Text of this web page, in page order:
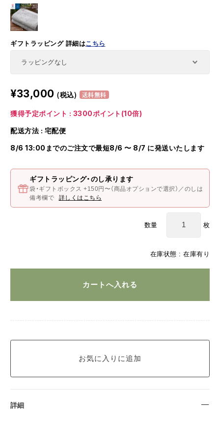
ギフトラッピング 詳細はこちら
在庫状態 : 在庫有り
¥33,000 (税込) 送料無料
獲得予定ポイント : 3300ポイント(10倍)
配送方法 : 宅配便
8/6 13:00までのご注文で最短8/6 〜 8/7 に発送いたします
ギフトラッピング・のし承ります
袋・ギフトボックス +150円〜（商品オプションで選択）／のしは
備考欄で
詳しくはこちら
数量 枚
詳細